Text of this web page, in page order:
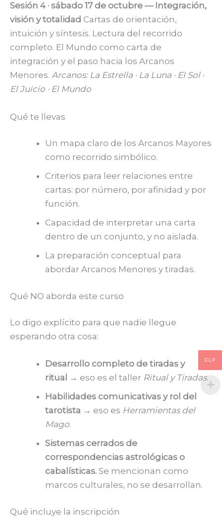
Sesión 4 · sábado 17 de octubre — Integración,
visión y totalidad Cartas de orientación,
intuición y síntesis. Lectura del recorrido
completo. El Mundo como carta de
integración y el paso hacia los Arcanos
Menores. Arcanos: La Estrella · La Luna · El Sol ·
El Juicio · El Mundo
Qué te llevas
Un mapa claro de los Arcanos Mayores
como recorrido simbólico.
Criterios para leer relaciones entre
cartas: por número, por afinidad y por
función.
Capacidad de interpretar una carta
dentro de un conjunto, y no aislada.
La preparación conceptual para
abordar Arcanos Menores y tiradas.
Qué NO aborda este curso
Lo digo explícito para que nadie llegue
esperando otra cosa:
Desarrollo completo de tiradas y
ritual
→ eso es el taller Ritual y Tiradas.
Habilidades comunicativas y rol del
tarotista → eso es Herramientas del
Mago.
Sistemas cerrados de
correspondencias astrológicas o
cabalísticas. Se mencionan como
marcos culturales, no se desarrollan.
Qué incluye la inscripción
CLP